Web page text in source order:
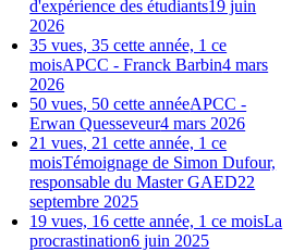
d'expérience des étudiants19 juin
2026
35 vues, 35 cette année, 1 ce
moisAPCC - Franck Barbin4 mars
2026
50 vues, 50 cette annéeAPCC -
Erwan Quesseveur4 mars 2026
21 vues, 21 cette année, 1 ce
moisTémoignage de Simon Dufour,
responsable du Master GAED22
septembre 2025
19 vues, 16 cette année, 1 ce moisLa
procrastination6 juin 2025